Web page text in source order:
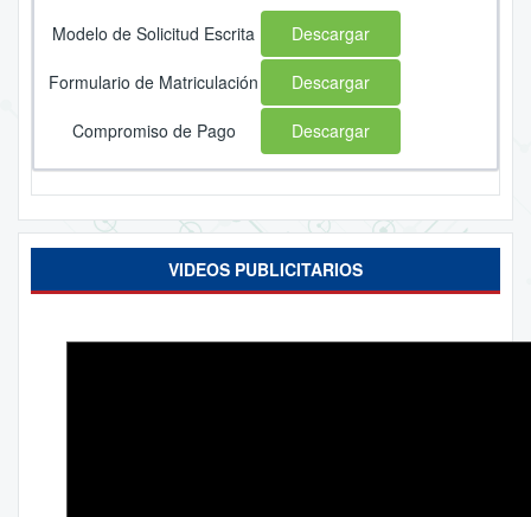
Modelo de Solicitud Escrita Descargar
Formulario de Matriculación Descargar
Compromiso de Pago Descargar
VIDEOS PUBLICITARIOS